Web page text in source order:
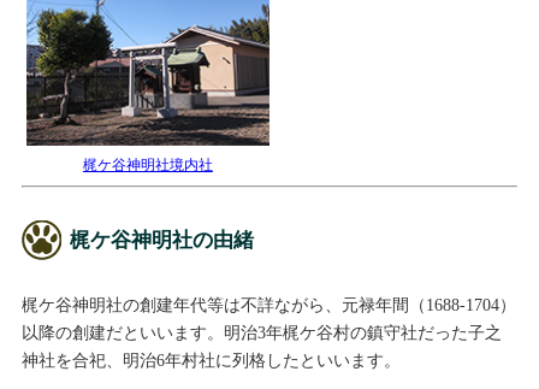
梶ケ谷神明社境内社
梶ケ谷神明社の由緒
梶ケ谷神明社の創建年代等は不詳ながら、元禄年間（1688-1704）
以降の創建だといいます。明治3年梶ケ谷村の鎮守社だった子之
神社を合祀、明治6年村社に列格したといいます。